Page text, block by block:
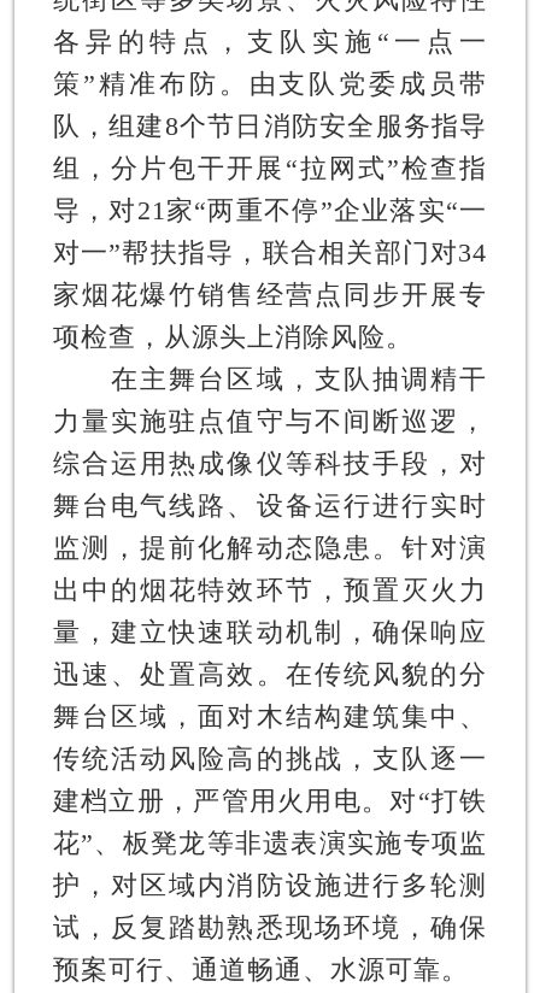
各异的特点，支队实施“一点一
策”精准布防。由支队党委成员带
队，组建8个节日消防安全服务指导
组，分片包干开展“拉网式”检查指
导，对21家“两重不停”企业落实“一
对一”帮扶指导，联合相关部门对34
家烟花爆竹销售经营点同步开展专
项检查，从源头上消除风险。
在主舞台区域，支队抽调精干
力量实施驻点值守与不间断巡逻，
综合运用热成像仪等科技手段，对
舞台电气线路、设备运行进行实时
监测，提前化解动态隐患。针对演
出中的烟花特效环节，预置灭火力
量，建立快速联动机制，确保响应
迅速、处置高效。在传统风貌的分
舞台区域，面对木结构建筑集中、
传统活动风险高的挑战，支队逐一
建档立册，严管用火用电。对“打铁
花”、板凳龙等非遗表演实施专项监
护，对区域内消防设施进行多轮测
试，反复踏勘熟悉现场环境，确保
预案可行、通道畅通、水源可靠。